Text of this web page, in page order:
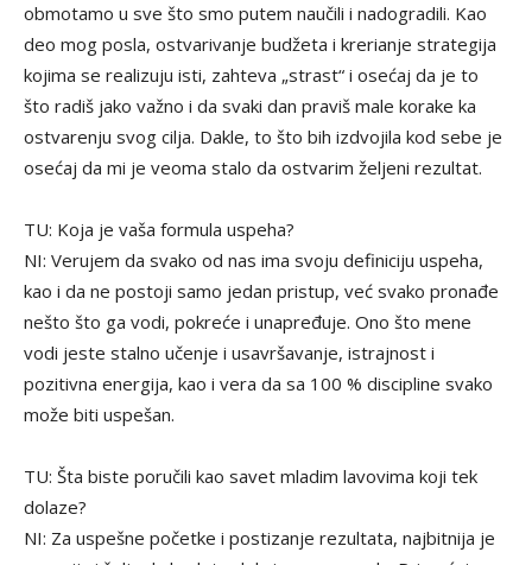
obmotamo u sve što smo putem naučili i nadogradili. Kao
deo mog posla, ostvarivanje budžeta i krerianje strategija
kojima se realizuju isti, zahteva „strast“ i osećaj da je to
što radiš jako važno i da svaki dan praviš male korake ka
ostvarenju svog cilja. Dakle, to što bih izdvojila kod sebe je
osećaj da mi je veoma stalo da ostvarim željeni rezultat.
TU: Koja je vaša formula uspeha?
NI: Verujem da svako od nas ima svoju definiciju uspeha,
kao i da ne postoji samo jedan pristup, već svako pronađe
nešto što ga vodi, pokreće i unapređuje. Ono što mene
vodi jeste stalno učenje i usavršavanje, istrajnost i
pozitivna energija, kao i vera da sa 100 % discipline svako
može biti uspešan.
TU: Šta biste poručili kao savet mladim lavovima koji tek
dolaze?
NI: Za uspešne početke i postizanje rezultata, najbitnija je